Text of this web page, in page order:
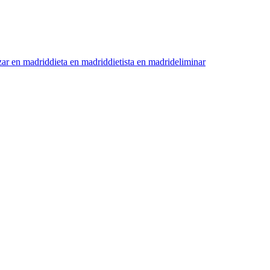
en madriddieta en madriddietista en madrideliminar